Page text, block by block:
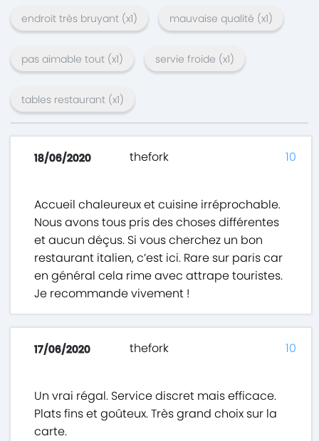
endroit très bruyant (x1) mauvaise qualité (x1)
pas aimable tout (x1) servie froide (x1)
tables restaurant (x1)
18/06/2020 thefork
Accueil chaleureux et cuisine irréprochable.
Nous avons tous pris des choses différentes
et aucun déçus. Si vous cherchez un bon
restaurant italien, c’est ici. Rare sur paris car
en général cela rime avec attrape touristes.
Je recommande vivement !
10
17/06/2020 thefork
Un vrai régal. Service discret mais efficace.
Plats fins et goûteux. Très grand choix sur la
carte.
10